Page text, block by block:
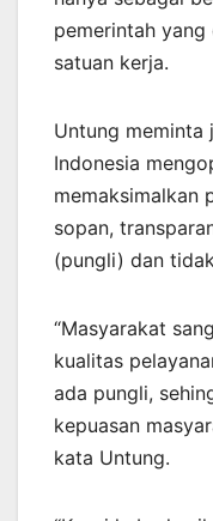
pemerintah
satuan kerja.
Untung meminta
Indonesia
memaksimalkan
sopan,
(pungli) dan
“Masyarakat
kualitas
ada pungli,
kepuasan
kata Untung.